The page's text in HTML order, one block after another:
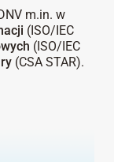
m.in. w
(ISO/IEC
(ISO/IEC
(CSA STAR).